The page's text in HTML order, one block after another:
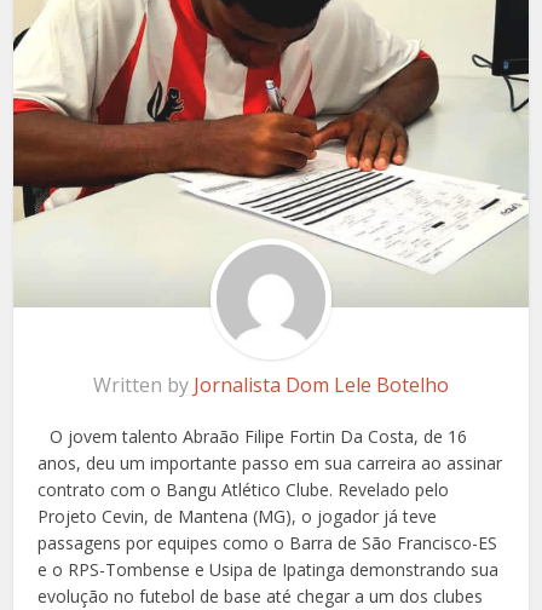
Written by Jornalista Dom Lele Botelho
O jovem talento Abraão Filipe Fortin Da Costa, de 16
anos, deu um importante passo em sua carreira ao assinar
contrato com o Bangu Atlético Clube. Revelado pelo
Projeto Cevin, de Mantena (MG), o jogador já teve
passagens por equipes como o Barra de São Francisco-ES
e o RPS-Tombense e Usipa de Ipatinga demonstrando sua
evolução no futebol de base até chegar a um dos clubes